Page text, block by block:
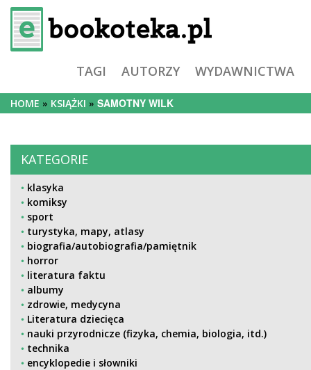
TAGI AUTORZY WYDAWNICTWA
HOME KSIĄŻKI SAMOTNY WILK
KATEGORIE
klasyka
komiksy
sport
turystyka, mapy, atlasy
biografia/autobiografia/pamiętnik
horror
literatura faktu
albumy
zdrowie, medycyna
Literatura dziecięca
nauki przyrodnicze (fizyka, chemia, biologia, itd.)
technika
encyklopedie i słowniki